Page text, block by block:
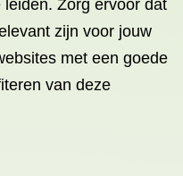
Zorg ervoor dat
zijn voor jouw
met een goede
van deze